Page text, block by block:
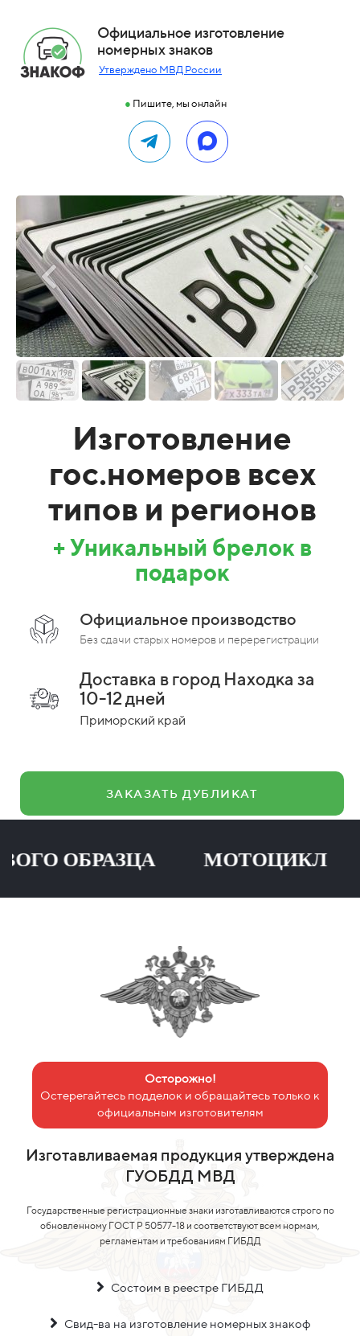
Официальное изготовление
номерных знаков
Утверждено МВД России
● Пишите, мы онлайн
Изготовление
гос.номеров всех
типов и регионов
+ Уникальный брелок в
подарок
Официальное производство
Без сдачи старых номеров и перерегистрации
Доставка в город Находка за
10-12 дней
Приморский край
ЗАКАЗАТЬ ДУБЛИКАТ
ОБРАЗЦА МОТОЦИКЛ
Осторожно!
Остерегайтесь подделок и обращайтесь только к
официальным изготовителям
Изготавливаемая продукция утверждена
ГУОБДД МВД
Государственные регистрационные знаки изготавливаются строго по
обновленному ГОСТ Р 50577-18 и соответствуют всем нормам,
регламентам и требованиям ГИБДД
Состоим в реестре ГИБДД
Свид-ва на изготовление номерных знакоф